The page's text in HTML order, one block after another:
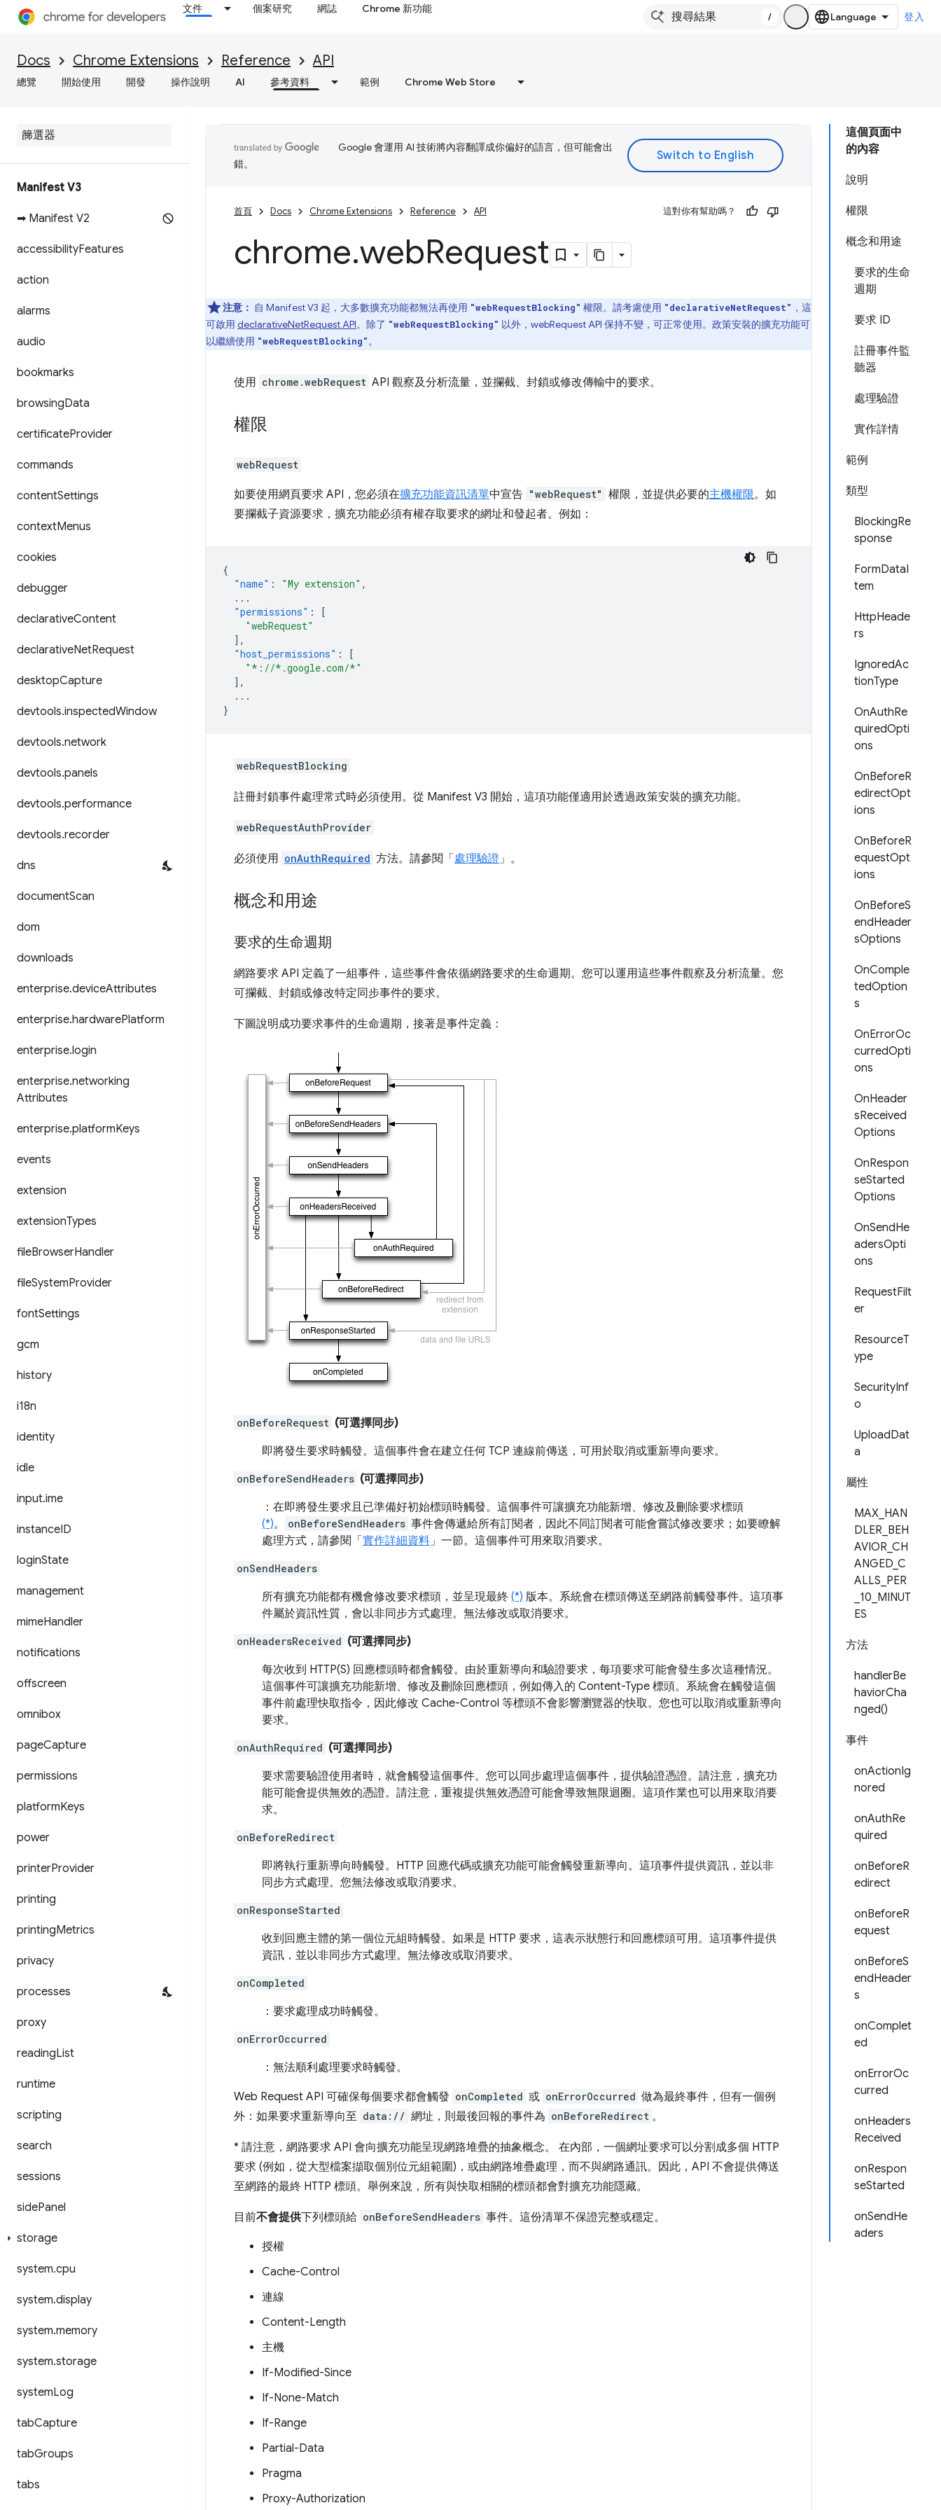
文件 個案研究 網誌 Chrome 新功能
/ 登入
Docs Chrome Extensions Reference API
總覽 開始使用 開發 操作說明 AI 參考資料 範例 Chrome Web Store
Manifest V3
➡ Manifest V2
accessibilityFeatures
action
alarms
audio
bookmarks
browsingData
certificateProvider
commands
contentSettings
contextMenus
cookies
debugger
declarativeContent
declarativeNetRequest
desktopCapture
devtools.inspectedWindow
devtools.network
devtools.panels
devtools.performance
devtools.recorder
dns
documentScan
dom
downloads
enterprise.deviceAttributes
enterprise.hardwarePlatform
enterprise.login
enterprise.networking
Attributes
enterprise.platformKeys
events
extension
extensionTypes
fileBrowserHandler
fileSystemProvider
fontSettings
gcm
history
i18n
identity
idle
input.ime
instanceID
loginState
management
mimeHandler
notifications
offscreen
omnibox
pageCapture
permissions
platformKeys
power
printerProvider
printing
printingMetrics
privacy
processes
proxy
readingList
runtime
scripting
search
sessions
sidePanel
storage
system.cpu
system.display
system.memory
system.storage
systemLog
tabCapture
tabGroups
tabs
這個頁面中
的內容
說明
權限
概念和用途
要求的生命
週期
要求 ID
註冊事件監
聽器
處理驗證
實作詳情
範例
類型
BlockingRe
sponse
FormDataI
tem
HttpHeade
rs
IgnoredAc
tionType
OnAuthRe
quiredOpti
ons
OnBeforeR
edirectOpt
ions
OnBeforeR
equestOpt
ions
OnBeforeS
endHeader
sOptions
OnComple
tedOption
s
OnErrorOc
curredOpti
ons
OnHeader
sReceived
Options
OnRespon
seStarted
Options
OnSendHe
adersOpti
ons
RequestFilt
er
ResourceT
ype
SecurityInf
o
UploadDat
a
屬性
MAX_HAN
DLER_BEH
AVIOR_CH
ANGED_C
ALLS_PER
_10_MINUT
ES
方法
handlerBe
haviorCha
nged()
事件
onActionIg
nored
onAuthRe
quired
onBeforeR
edirect
onBeforeR
equest
onBeforeS
endHeader
s
onComplet
ed
onErrorOc
curred
onHeaders
Received
onRespon
seStarted
onSendHe
aders
Google 會運用 AI 技術將內容翻譯成你偏好的語言，但可能會出
錯。
首頁 Docs Chrome Extensions Reference API 這對你有幫助嗎？
chrome.webRequest
注意： 自 Manifest V3 起，大多數擴充功能都無法再使用 "webRequestBlocking" 權限。請考慮使用 "declarativeNetRequest" ，這
可啟用 declarativeNetRequest API。除了 "webRequestBlocking" 以外，webRequest API 保持不變，可正常使用。政策安裝的擴充功能可
以繼續使用 "webRequestBlocking"。
使用 chrome.webRequest API 觀察及分析流量，並攔截、封鎖或修改傳輸中的要求。
權限
webRequest
如要使用網頁要求 API，您必須在擴充功能資訊清單中宣告 "webRequest" 權限，並提供必要的主機權限。如
要攔截子資源要求，擴充功能必須有權存取要求的網址和發起者。例如：
{
"name" : "My extension" ,
...
"permissions" :
[
"webRequest"
],
"host_permissions" :
[
"*://*.google.com/*"
],
...
}
webRequestBlocking
註冊封鎖事件處理常式時必須使用。從 Manifest V3 開始，這項功能僅適用於透過政策安裝的擴充功能。
webRequestAuthProvider
必須使用 onAuthRequired 方法。請參閱「 處理驗證」。
概念和用途
要求的生命週期
網路要求 API 定義了一組事件，這些事件會依循網路要求的生命週期。您可以運用這些事件觀察及分析流量。您
可攔截、封鎖或修改特定同步事件的要求。
下圖說明成功要求事件的生命週期，接著是事件定義：
onBeforeRequest (可選擇同步)
即將發生要求時觸發。這個事件會在建立任何 TCP 連線前傳送，可用於取消或重新導向要求。
onBeforeSendHeaders (可選擇同步)
：在即將發生要求且已準備好初始標頭時觸發。這個事件可讓擴充功能新增、修改及刪除要求標頭
(*)。 onBeforeSendHeaders 事件會傳遞給所有訂閱者，因此不同訂閱者可能會嘗試修改要求；如要瞭解
處理方式，請參閱「 實作詳細資料」一節。這個事件可用來取消要求。
onSendHeaders
所有擴充功能都有機會修改要求標頭，並呈現最終 (*) 版本。系統會在標頭傳送至網路前觸發事件。這項事
件屬於資訊性質，會以非同步方式處理。無法修改或取消要求。
onHeadersReceived (可選擇同步)
每次收到 HTTP(S) 回應標頭時都會觸發。由於重新導向和驗證要求，每項要求可能會發生多次這種情況。
這個事件可讓擴充功能新增、修改及刪除回應標頭，例如傳入的 Content-Type 標頭。系統會在觸發這個
事件前處理快取指令，因此修改 Cache-Control 等標頭不會影響瀏覽器的快取。您也可以取消或重新導向
要求。
onAuthRequired (可選擇同步)
要求需要驗證使用者時，就會觸發這個事件。您可以同步處理這個事件，提供驗證憑證。請注意，擴充功
能可能會提供無效的憑證。請注意，重複提供無效憑證可能會導致無限迴圈。這項作業也可以用來取消要
求。
onBeforeRedirect
即將執行重新導向時觸發。HTTP 回應代碼或擴充功能可能會觸發重新導向。這項事件提供資訊，並以非
同步方式處理。您無法修改或取消要求。
onResponseStarted
收到回應主體的第一個位元組時觸發。如果是 HTTP 要求，這表示狀態行和回應標頭可用。這項事件提供
資訊，並以非同步方式處理。無法修改或取消要求。
onCompleted
：要求處理成功時觸發。
onErrorOccurred
：無法順利處理要求時觸發。
Web Request API 可確保每個要求都會觸發 onCompleted 或 onErrorOccurred 做為最終事件，但有一個例
外：如果要求重新導向至 data:// 網址，則最後回報的事件為 onBeforeRedirect 。
* 請注意，網路要求 API 會向擴充功能呈現網路堆疊的抽象概念。 在內部，一個網址要求可以分割成多個 HTTP
要求 (例如，從大型檔案擷取個別位元組範圍)，或由網路堆疊處理，而不與網路通訊。因此，API 不會提供傳送
至網路的最終 HTTP 標頭。舉例來說，所有與快取相關的標頭都會對擴充功能隱藏。
目前不會提供下列標頭給 onBeforeSendHeaders 事件。這份清單不保證完整或穩定。
授權
Cache-Control
連線
Content-Length
主機
If-Modified-Since
If-None-Match
If-Range
Partial-Data
Pragma
Proxy-Authorization